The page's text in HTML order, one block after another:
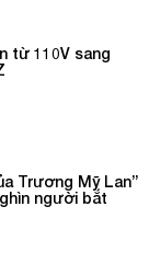
từ 110V sang
Trương Mỹ Lan”
người bắt